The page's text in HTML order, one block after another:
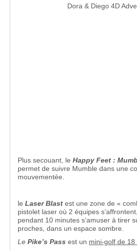
Dora & Diego 4D
Plus secouant, le Happy Feet :
permet de suivre Mumble dans une
mouvementée.
le Laser Blast est une zone de «
pistolet laser où 2 équipes
pendant 10 minutes s’amuser à tirer
proches, dans un espace sombre.
Le Pike’s Pass est un mini-golf de 18